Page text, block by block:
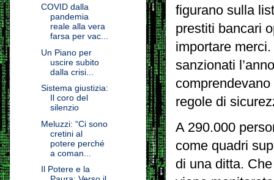
figurano sulla
prestiti bancari
importare
sanzionati
regole di
A 290.000
come quadri
di una ditta.
COVID dalla
pandemia
reale alla vera
farsa per vac...
Un Piano per
uscire subito
dalla crisi...
Sistema giustizia:
Il coro del
silenzio
Meluzzi: “Ci sono
cretini al
potere perché
a coman...
Il Potere e la